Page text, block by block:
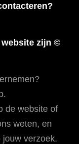
website zijn ©
de website of
weten, en
verzoek.